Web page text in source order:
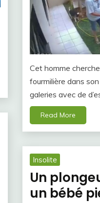
Cet homme
fourmilière dans
galeries avec de
Read More
Insolite
Un
un bébé